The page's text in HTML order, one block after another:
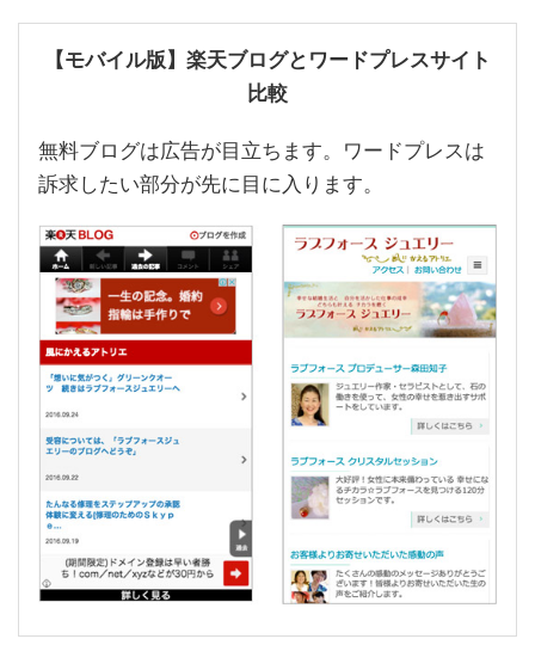
【モバイル版】楽天ブログとワードプレスサイト
比較
無料ブログは広告が目立ちます。ワードプレスは
訴求したい部分が先に目に入ります。